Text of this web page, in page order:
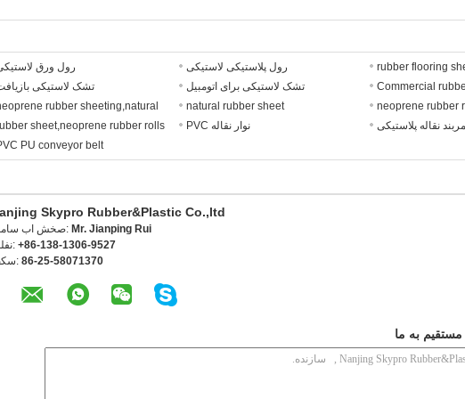
رول ورق رول پلاستیکی لاستیکی
rubber flooring
تشک لاستیکی
تشک لاستیکی برای اتومبیل
Commercial
rubber sheeting,natural
sheet,neoprene rubber rolls
natural rubber sheet
neoprene rubber
نوار نقاله PVC
نقاله پلاستیکی
PU conveyor belt
Skypro Rubber&Plastic Co.,ltd
تماس با Mr. Jianping Rui
+86-138-1306-9527
86-25-58071370
به ما